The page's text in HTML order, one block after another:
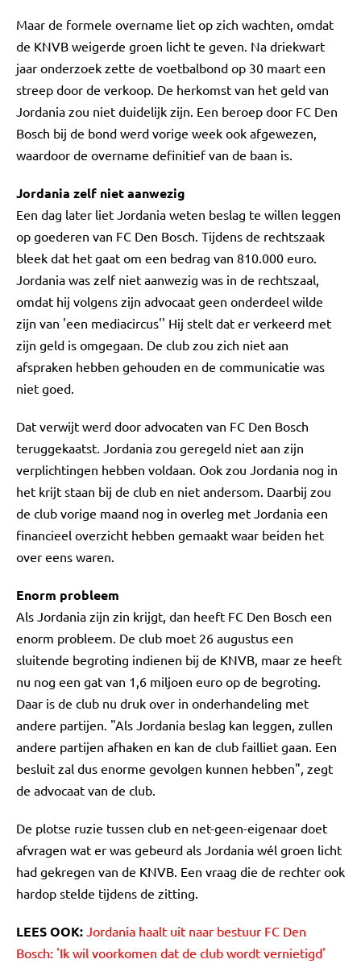
Maar de formele overname liet op zich wachten, omdat
de KNVB weigerde groen licht te geven. Na driekwart
jaar onderzoek zette de voetbalbond op 30 maart een
streep door de verkoop. De herkomst van het geld van
Jordania zou niet duidelijk zijn. Een beroep door FC Den
Bosch bij de bond werd vorige week ook afgewezen,
waardoor de overname definitief van de baan is.
Jordania zelf niet aanwezig
Een dag later liet Jordania weten beslag te willen leggen
op goederen van FC Den Bosch. Tijdens de rechtszaak
bleek dat het gaat om een bedrag van 810.000 euro.
Jordania was zelf niet aanwezig was in de rechtszaal,
omdat hij volgens zijn advocaat geen onderdeel wilde
zijn van 'een mediacircus'' Hij stelt dat er verkeerd met
zijn geld is omgegaan. De club zou zich niet aan
afspraken hebben gehouden en de communicatie was
niet goed.
Dat verwijt werd door advocaten van FC Den Bosch
teruggekaatst. Jordania zou geregeld niet aan zijn
verplichtingen hebben voldaan. Ook zou Jordania nog in
het krijt staan bij de club en niet andersom. Daarbij zou
de club vorige maand nog in overleg met Jordania een
financieel overzicht hebben gemaakt waar beiden het
over eens waren.
Enorm probleem
Als Jordania zijn zin krijgt, dan heeft FC Den Bosch een
enorm probleem. De club moet 26 augustus een
sluitende begroting indienen bij de KNVB, maar ze heeft
nu nog een gat van 1,6 miljoen euro op de begroting.
Daar is de club nu druk over in onderhandeling met
andere partijen. "Als Jordania beslag kan leggen, zullen
andere partijen afhaken en kan de club failliet gaan. Een
besluit zal dus enorme gevolgen kunnen hebben", zegt
de advocaat van de club.
De plotse ruzie tussen club en net-geen-eigenaar doet
afvragen wat er was gebeurd als Jordania wél groen licht
had gekregen van de KNVB. Een vraag die de rechter ook
hardop stelde tijdens de zitting.
LEES OOK: Jordania haalt uit naar bestuur FC Den
Bosch: 'Ik wil voorkomen dat de club wordt vernietigd'